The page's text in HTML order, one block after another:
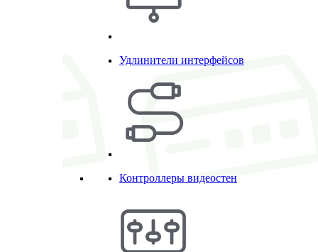
Удлинители интерфейсов
Контроллеры видеостен